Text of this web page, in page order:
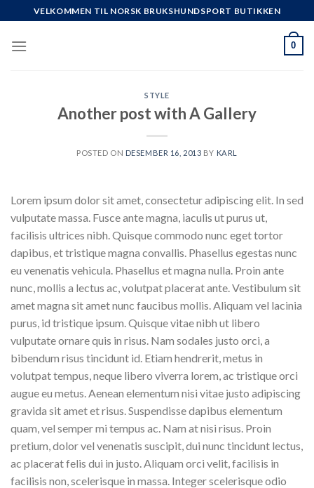
to
content
VELKOMMEN TIL NORSK BRUKSHUNDSPORT BUTIKKEN
0
STYLE
Another post with A Gallery
POSTED ON DESEMBER 16, 2013 BY KARL
Lorem ipsum dolor sit amet, consectetur adipiscing elit. In sed
vulputate massa. Fusce ante magna, iaculis ut purus ut,
facilisis ultrices nibh. Quisque commodo nunc eget tortor
dapibus, et tristique magna convallis. Phasellus egestas nunc
eu venenatis vehicula. Phasellus et magna nulla. Proin ante
nunc, mollis a lectus ac, volutpat placerat ante. Vestibulum sit
amet magna sit amet nunc faucibus mollis. Aliquam vel lacinia
purus, id tristique ipsum. Quisque vitae nibh ut libero
vulputate ornare quis in risus. Nam sodales justo orci, a
bibendum risus tincidunt id. Etiam hendrerit, metus in
volutpat tempus, neque libero viverra lorem, ac tristique orci
augue eu metus. Aenean elementum nisi vitae justo adipiscing
gravida sit amet et risus. Suspendisse dapibus elementum
quam, vel semper mi tempus ac. Nam at nisi risus. Proin
pretium, dolor vel venenatis suscipit, dui nunc tincidunt lectus,
ac placerat felis dui in justo. Aliquam orci velit, facilisis in
facilisis non, scelerisque in massa. Integer scelerisque odio